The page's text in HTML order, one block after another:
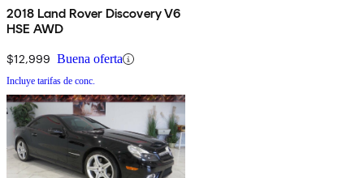
2018 Land Rover Discovery V6
HSE AWD
$12,999 Buena oferta
Incluye tarifas de conc.